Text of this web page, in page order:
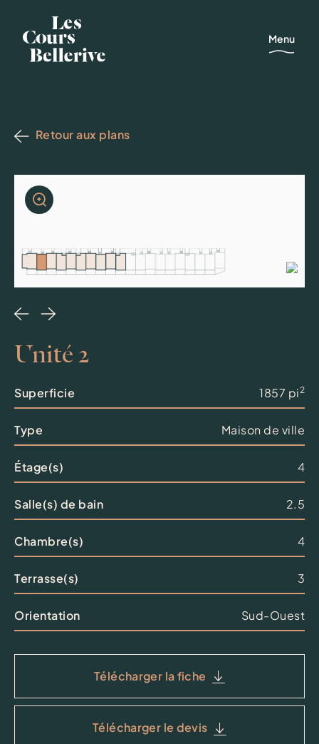
Menu
Retour aux plans
Unité 2
Superficie 1857 pi 2
Type Maison de ville
Étage(s) 4
Salle(s) de bain 2.5
Chambre(s) 4
Terrasse(s) 3
Orientation Sud-Ouest
Télécharger la fiche
Télécharger le devis